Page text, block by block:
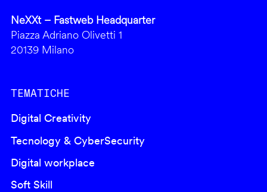
NeXXt – Fastweb Headquarter
Piazza Adriano Olivetti 1
20139 Milano
TEMATICHE
Digital Creativity
Tecnology & CyberSecurity
Digital workplace
Soft Skill